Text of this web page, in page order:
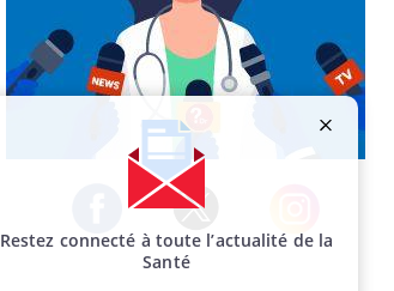
Facebook Twitter Instagram
Restez connecté à toute l’actualité de la
Santé